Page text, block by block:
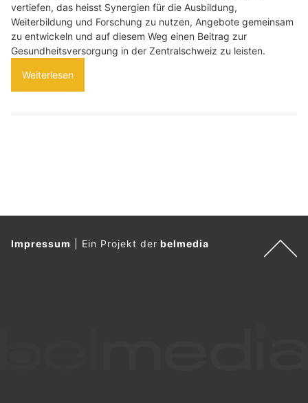
vertiefen, das heisst Synergien für die Ausbildung,
Weiterbildung und Forschung zu nutzen, Angebote gemeinsam
zu entwickeln und auf diesem Weg einen Beitrag zur
Gesundheitsversorgung in der Zentralschweiz zu leisten.
Weiterlesen
Impressum Ein Projekt derbelmedia